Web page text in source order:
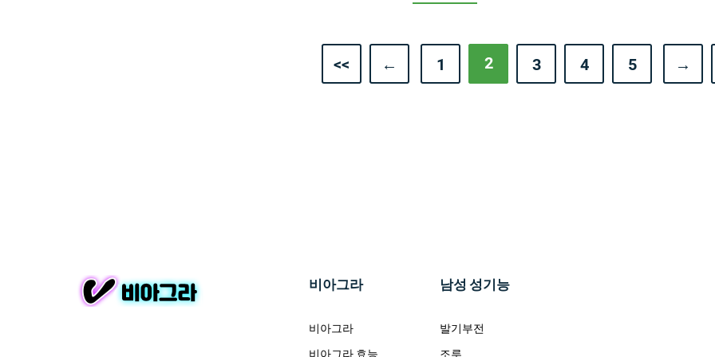
<< ← 1 2 3 4 5 →
비아그라
비아그라
비아그라 효능
남성 성기능
발기부전
조루